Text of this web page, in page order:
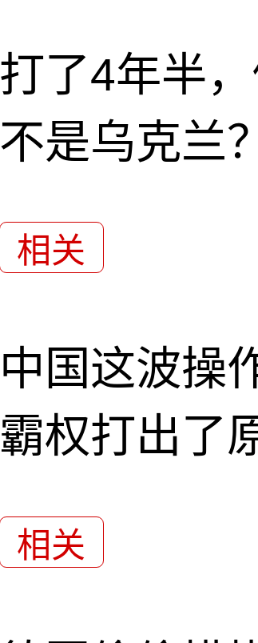
打了4年半
不是乌克兰？
相关
中国这波操
霸权打出了
相关